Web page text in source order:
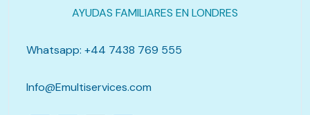
AYUDAS FAMILIARES EN LONDRES
Whatsapp: +44 7438 769 555
Info@Emultiservices.com